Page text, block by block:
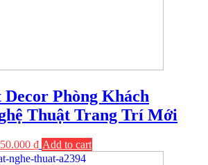
Decor Phòng Khách
Thuật Trang Trí Mới
₫ Add to cart